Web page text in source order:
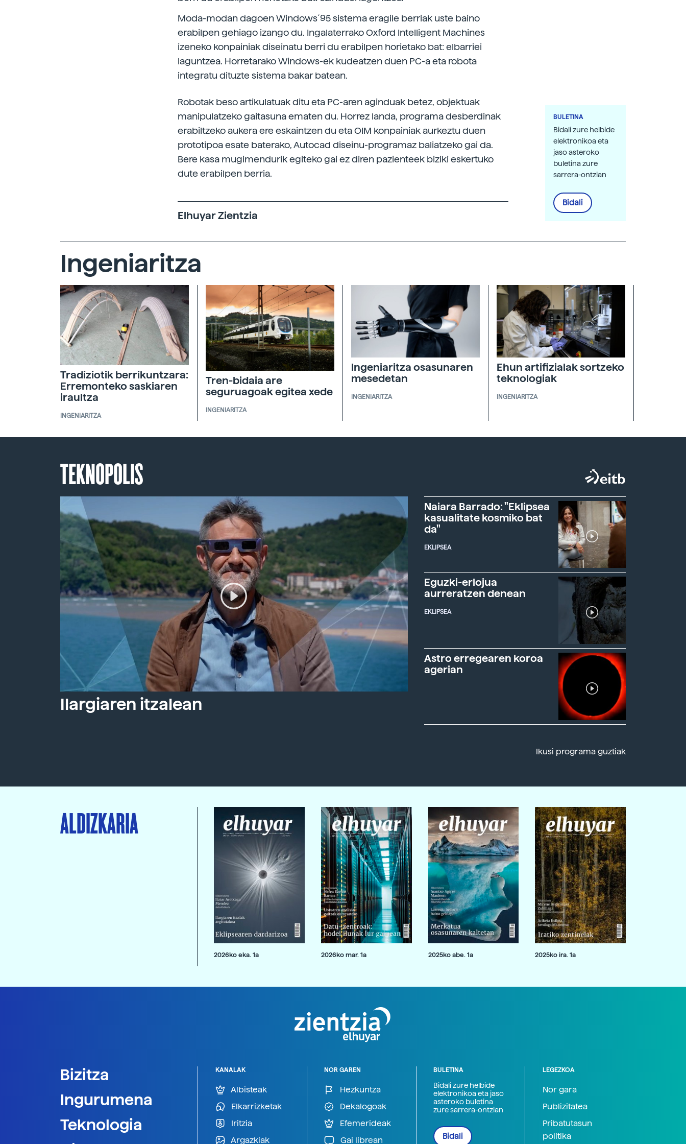
Moda-modan dagoen Windows´95 sistema eragile berriak uste baino
erabilpen gehiago izango du. Ingalaterrako Oxford Intelligent Machines
izeneko konpainiak diseinatu berri du erabilpen horietako bat: elbarriei
laguntzea. Horretarako Windows-ek kudeatzen duen PC-a eta robota
integratu dituzte sistema bakar batean.
Robotak beso artikulatuak ditu eta PC-aren aginduak betez, objektuak
manipulatzeko gaitasuna ematen du. Horrez landa, programa desberdinak
erabiltzeko aukera ere eskaintzen du eta OIM konpainiak aurkeztu duen
prototipoa esate baterako, Autocad diseinu-programaz baliatzeko gai da.
Bere kasa mugimendurik egiteko gai ez diren pazienteek biziki eskertuko
dute erabilpen berria.
Elhuyar Zientzia
BULETINA
Bidali zure helbide
elektronikoa eta
jaso asteroko
buletina zure
sarrera-ontzian
Bidali
Ingeniaritza
Tradiziotik berrikuntzara:
Erremonteko saskiaren
iraultza
INGENIARITZA
Tren-bidaia are
seguruagoak egitea xede
INGENIARITZA
Ingeniaritza osasunaren
mesedetan
INGENIARITZA
Ehun artifizialak sortzeko
teknologiak
INGENIARITZA
TEKNOPOLIS
Ilargiaren itzalean
Naiara Barrado: "Eklipsea
kasualitate kosmiko bat
da"
EKLIPSEA
Eguzki-erlojua
aurreratzen denean
EKLIPSEA
Astro erregearen koroa
agerian
Ikusi programa guztiak
ALDIZKARIA
2026ko eka. 1a 2026ko mar. 1a 2025ko abe. 1a 2025ko ira. 1a
Bizitza
Ingurumena
Teknologia
KANALAK
Albisteak
Elkarrizketak
Iritzia
Argazkiak
NOR GAREN
Hezkuntza
Dekalogoak
Efemerideak
Gai librean
BULETINA
Bidali zure helbide
elektronikoa eta jaso
asteroko buletina
zure sarrera-ontzian
Bidali
LEGEZKOA
Nor gara
Publizitatea
Pribatutasun
politika